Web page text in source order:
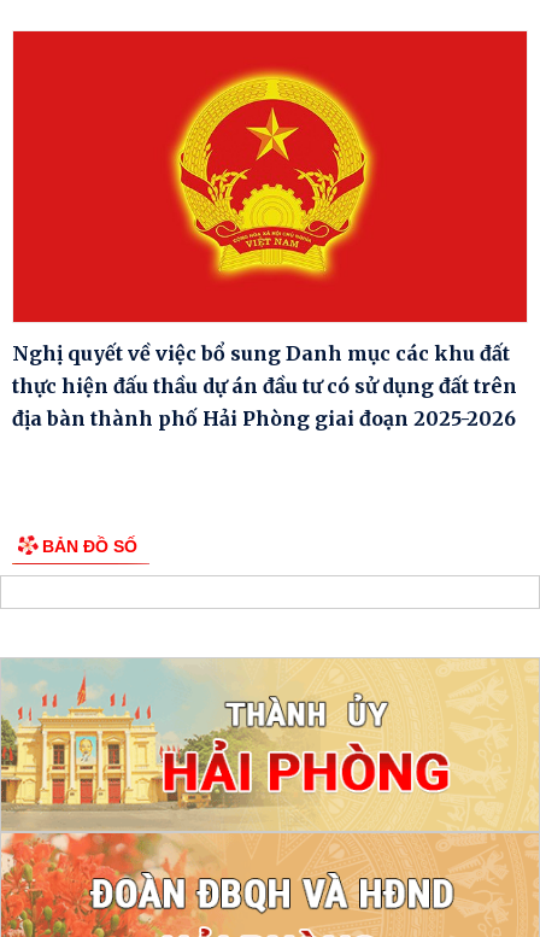
Nghị quyết về việc bổ sung Danh mục các khu đất
thực hiện đấu thầu dự án đầu tư có sử dụng đất trên
địa bàn thành phố Hải Phòng giai đoạn 2025-2026
BẢN ĐỒ SỐ